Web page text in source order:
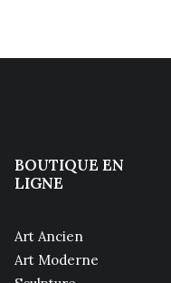
BOUTIQUE EN
LIGNE
Art Ancien
Art Moderne